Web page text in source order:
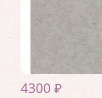
4300 ₽